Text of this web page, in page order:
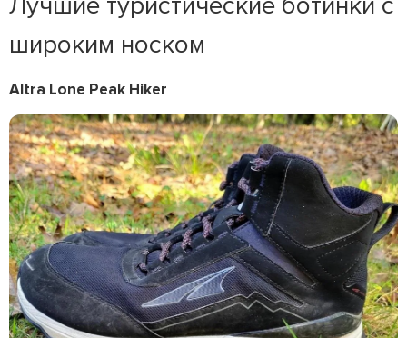
широким носком
Altra Lone Peak Hiker